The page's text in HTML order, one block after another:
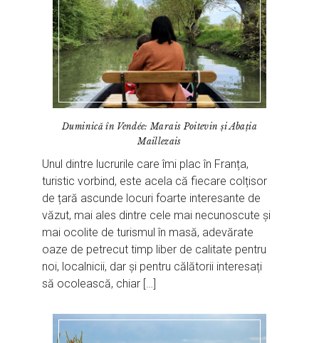
Duminică în Vendée: Marais Poitevin și Abația
Maillezais
Unul dintre lucrurile care îmi plac în Franța,
turistic vorbind, este acela că fiecare colțisor
de țară ascunde locuri foarte interesante de
văzut, mai ales dintre cele mai necunoscute și
mai ocolite de turismul în masă, adevărate
oaze de petrecut timp liber de calitate pentru
noi, localnicii, dar și pentru călătorii interesați
să ocolească, chiar […]